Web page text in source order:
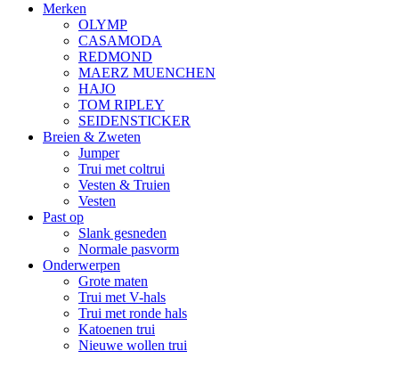
Merken
OLYMP
CASAMODA
REDMOND
MAERZ MUENCHEN
HAJO
TOM RIPLEY
SEIDENSTICKER
Breien & Zweten
Jumper
Trui met coltrui
Vesten & Truien
Vesten
Past op
Slank gesneden
Normale pasvorm
Onderwerpen
Grote maten
Trui met V-hals
Trui met ronde hals
Katoenen trui
Nieuwe wollen trui